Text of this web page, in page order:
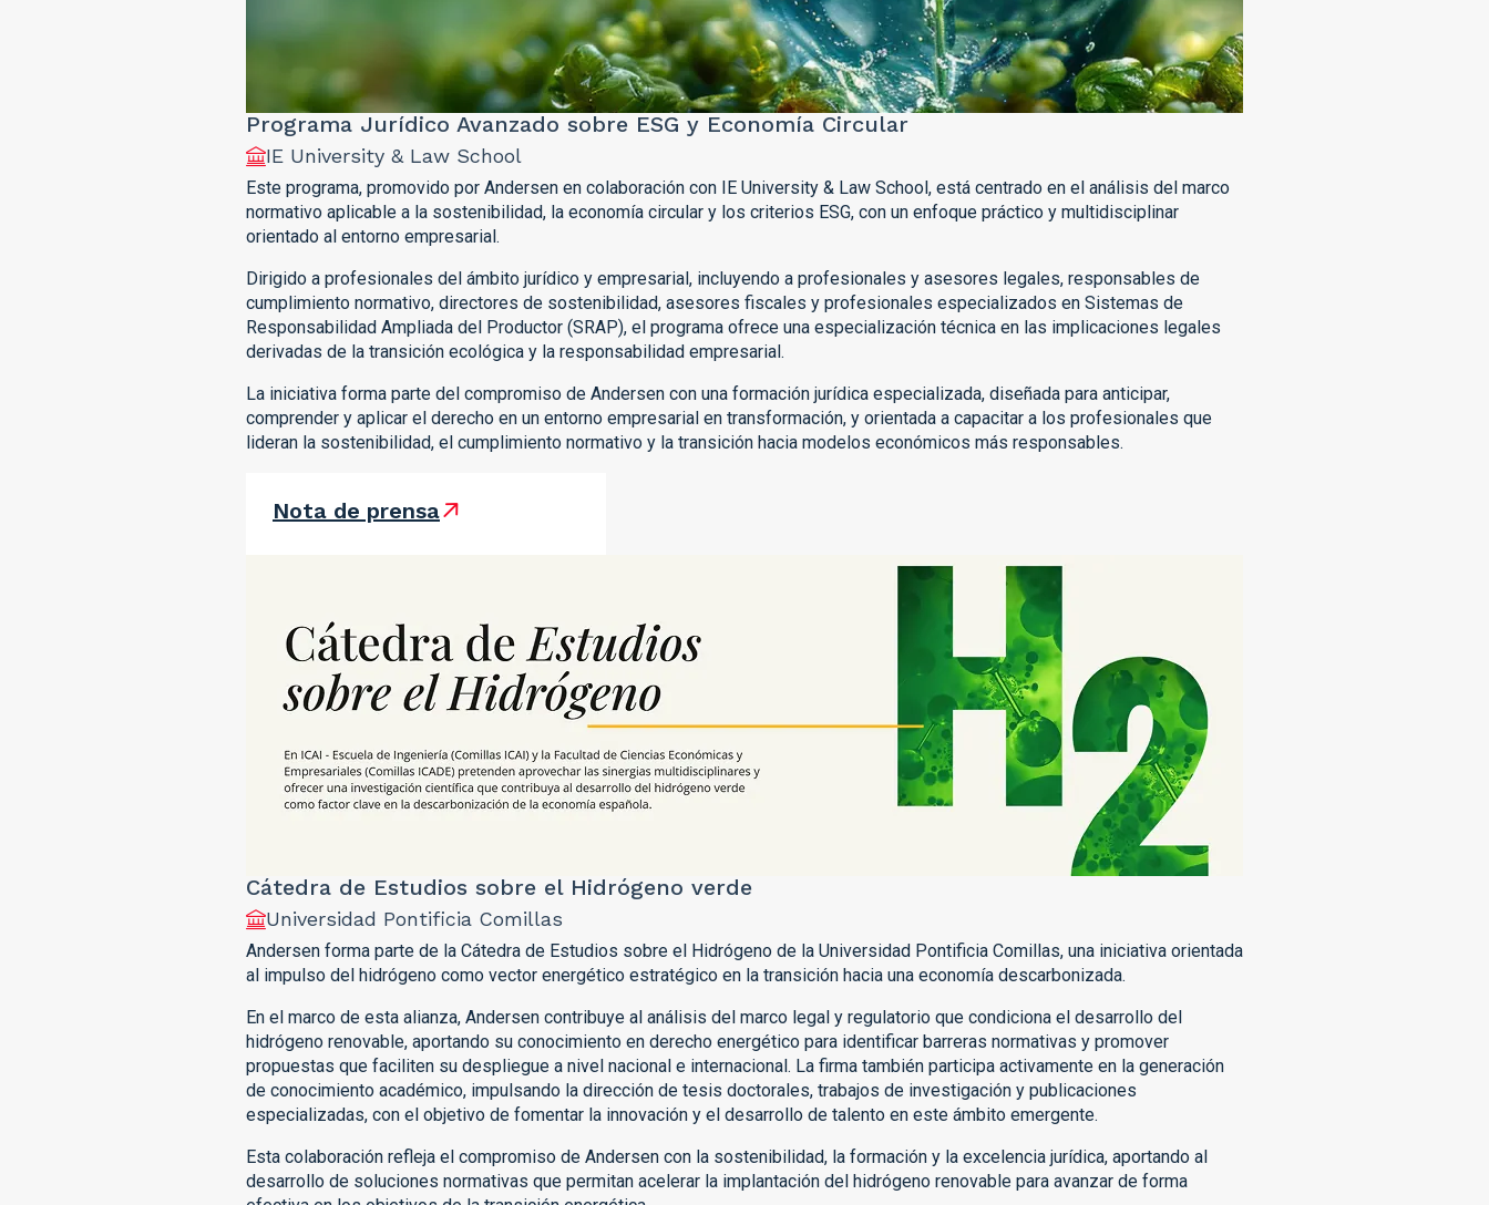
Programa Jurídico Avanzado sobre ESG y Economía Circular
IE University & Law School
Este programa, promovido por Andersen en colaboración con IE University & Law School, está centrado en el análisis del marco
normativo aplicable a la sostenibilidad, la economía circular y los criterios ESG, con un enfoque práctico y multidisciplinar
orientado al entorno empresarial.
Dirigido a profesionales del ámbito jurídico y empresarial, incluyendo a profesionales y asesores legales, responsables de
cumplimiento normativo, directores de sostenibilidad, asesores fiscales y profesionales especializados en Sistemas de
Responsabilidad Ampliada del Productor (SRAP), el programa ofrece una especialización técnica en las implicaciones legales
derivadas de la transición ecológica y la responsabilidad empresarial.
La iniciativa forma parte del compromiso de Andersen con una formación jurídica especializada, diseñada para anticipar,
comprender y aplicar el derecho en un entorno empresarial en transformación, y orientada a capacitar a los profesionales que
lideran la sostenibilidad, el cumplimiento normativo y la transición hacia modelos económicos más responsables.
Nota de prensa
Cátedra de Estudios sobre el Hidrógeno verde
Universidad Pontificia Comillas
Andersen forma parte de la Cátedra de Estudios sobre el Hidrógeno de la Universidad Pontificia Comillas, una iniciativa orientada
al impulso del hidrógeno como vector energético estratégico en la transición hacia una economía descarbonizada.
En el marco de esta alianza, Andersen contribuye al análisis del marco legal y regulatorio que condiciona el desarrollo del
hidrógeno renovable, aportando su conocimiento en derecho energético para identificar barreras normativas y promover
propuestas que faciliten su despliegue a nivel nacional e internacional. La firma también participa activamente en la generación
de conocimiento académico, impulsando la dirección de tesis doctorales, trabajos de investigación y publicaciones
especializadas, con el objetivo de fomentar la innovación y el desarrollo de talento en este ámbito emergente.
Esta colaboración refleja el compromiso de Andersen con la sostenibilidad, la formación y la excelencia jurídica, aportando al
desarrollo de soluciones normativas que permitan acelerar la implantación del hidrógeno renovable para avanzar de forma